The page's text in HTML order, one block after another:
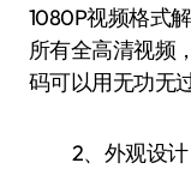
1080P视频格式
所有全高清视频
码可以用无功无
2、外观设计